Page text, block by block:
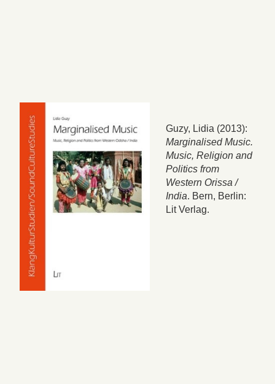
Guzy, Lidia (2013):
Marginalised Music.
Music, Religion and
Politics from
Western Orissa /
India. Bern, Berlin:
Lit Verlag.